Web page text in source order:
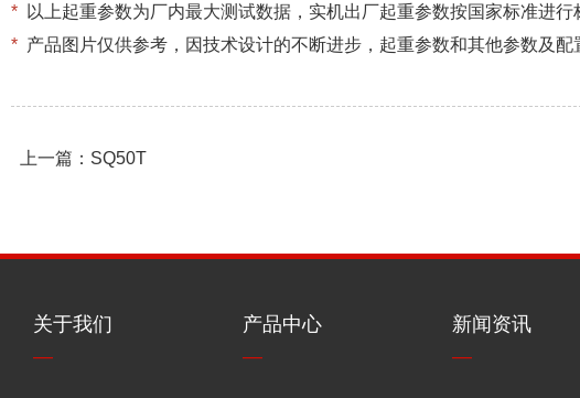
*以上起重参数为厂内最大测试数据，实机出厂起重参数按国家标准进行
*产品图片仅供参考，因技术设计的不断进步，起重参数和其他参数及配
上一篇：SQ50T
关于我们
—
产品中心
—
新闻资讯
—